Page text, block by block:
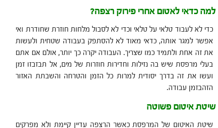
למה כדאי לאטום אחרי פירוק רצפה?
כדי לא לעבוד טלאי על טלאי וכדי לא לסבול מלחות חוזרת שחודרת ואי
אפשר למגר אותה, כדאי מאוד לא להסתפק בעבודה שטחית ולעשות
את זה אחת ולתמיד כמו שצריך. העבודה יקרה כך יותר, אולם אם אתם
בעלי מרפסת שיש בה נזילות וחדירות חוזרות של מים, אל תבזבזו זמן
ועשו את זה בדרך יסודית למרות כל הזמן והטרחה והשבתת האזור
הזהבזמן עבודה.
שיטת איטום פשוטה
שיטת האיטום של המרפסת כאשר הרצפה עדיין קיימת ולא מפרקים